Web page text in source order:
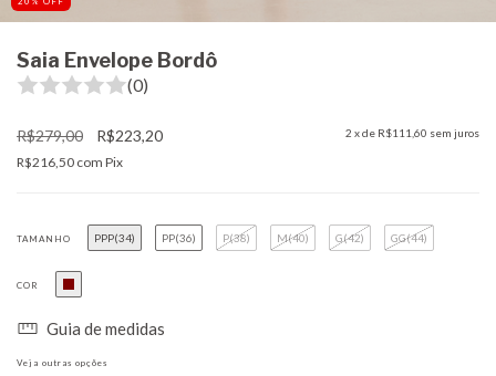
Saia Envelope Bordô
(0)
R$279,00 R$223,20 2 x de R$111,60 sem juros
R$216,50 com Pix
TAMANHO PPP(34) PP(36) P(38) M(40) G(42) GG(44)
COR
Guia de medidas
Veja outras opções